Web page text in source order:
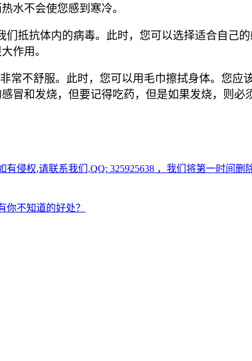
水不会使您感到寒冷。
抵抗体内的病毒。此时，您可以选择适合自己
作用。
常不舒服。此时，您可以用毛巾擦拭身体。您
冒和发烧，但要记得吃药，但是如果发烧，则必
侵权,请联系我们,QQ: 325925638 ，我们将第一时间删
不知道的好处？